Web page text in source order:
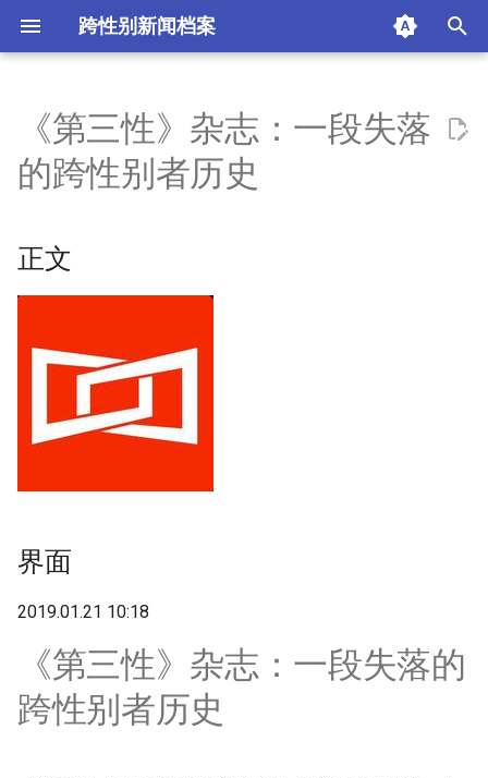
跨性别新闻档案
t
a
a
c
正文《第三性》杂志：一段失落
的跨性别者历史
正文
界面
2019.01.21 10:18
《第三性》杂志：一段失落的
跨性别者历史